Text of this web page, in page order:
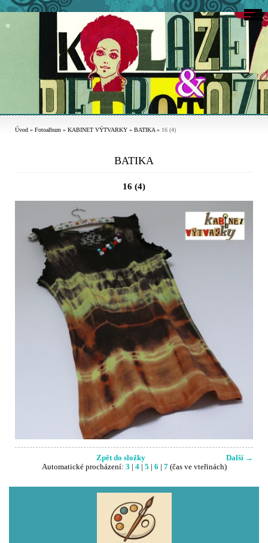
Úvod » Fotoalbum » KABINET VÝTVARKY » BATIKA» 16 (4)
BATIKA
16 (4)
Další →
Zpět do složky
Automatické procházení: 3 4| 5 6 7(čas ve vteřinách)